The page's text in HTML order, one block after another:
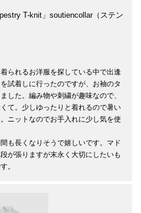
T-knit」soutiencollar（ステン
られるお洋服を探している中で出逢
試着しに行ったのですが、お袖のタ
した。編み物や刺繍が趣味なので、
て。少しゆったりと着れるので暑い
ニットなのでお手入れに少し気を使
も長くなりそうで嬉しいです。マド
が張りますが末永く大切にしたいも
。